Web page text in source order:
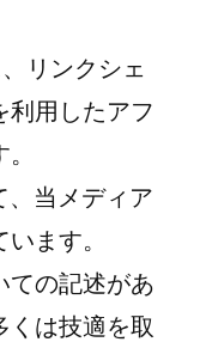
リンクシェ
利用したアフ
、当メディア
ます。
ての記述があ
くは技適を取